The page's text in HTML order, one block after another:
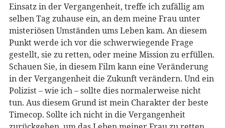
Einsatz in der Vergangenheit, treffe ich zufällig am
selben Tag zuhause ein, an dem meine Frau unter
misteriösen Umständen ums Leben kam. An diesem
Punkt werde ich vor die schwerwiegende Frage
gestellt, sie zu retten, oder meine Mission zu erfüllen.
Schauen Sie, in diesem Film kann eine Veränderung
in der Vergangenheit die Zukunft verändern. Und ein
Polizist – wie ich – sollte dies normalerweise nicht
tun. Aus diesem Grund ist mein Charakter der beste
Timecop. Sollte ich nicht in die Vergangenheit